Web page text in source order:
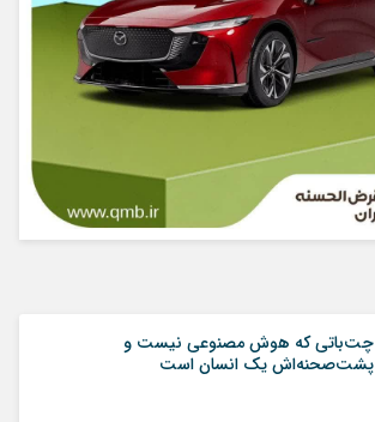
چت‌باتی که هوش مصنوعی نیست و
پشت‌صحنه‌اش یک انسان است